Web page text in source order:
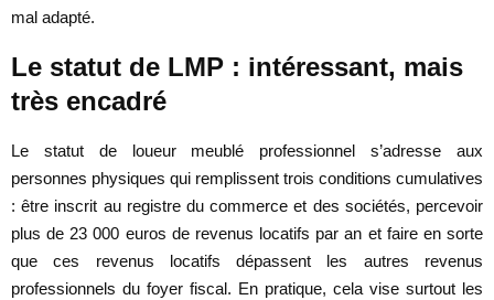
mal adapté.
Le statut de LMP : intéressant, mais
très encadré
Le statut de loueur meublé professionnel s’adresse aux
personnes physiques qui remplissent trois conditions cumulatives
: être inscrit au registre du commerce et des sociétés, percevoir
plus de 23 000 euros de revenus locatifs par an et faire en sorte
que ces revenus locatifs dépassent les autres revenus
professionnels du foyer fiscal. En pratique, cela vise surtout les